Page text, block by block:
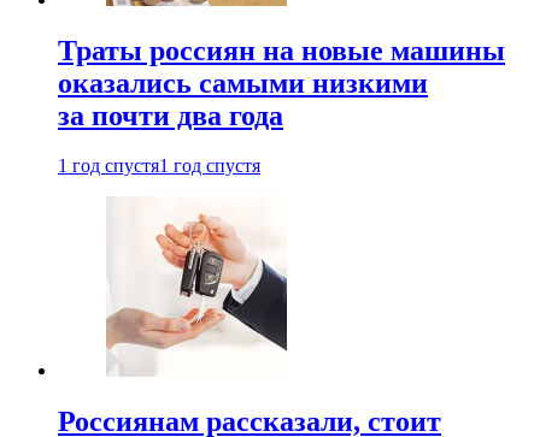
Траты россиян на новые машины
оказались самыми низкими
за почти два года
1 год спустя1 год спустя
Россиянам рассказали, стоит